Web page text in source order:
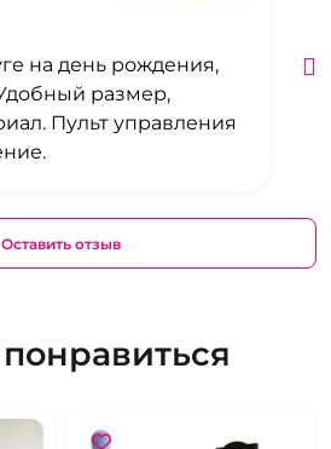
на день рождения,
размер,
Пульт управления
Оставить отзыв